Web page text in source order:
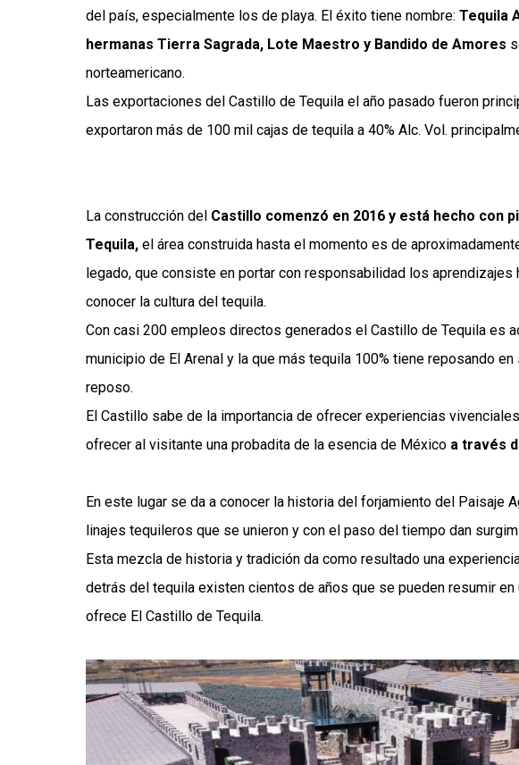
del país, especialmente los de playa. El éxito tiene nombre: Tequila
hermanas Tierra Sagrada, Lote Maestro y Bandido de Amores
norteamericano.
Las exportaciones del Castillo de Tequila el año pasado fueron
exportaron más de 100 mil cajas de tequila a 40% Alc. Vol.
La construcción del Castillo comenzó en 2016 y está hecho con
Tequila, el área construida hasta el momento es de
legado, que consiste en portar con responsabilidad los
conocer la cultura del tequila.
Con casi 200 empleos directos generados el Castillo de Tequila es
municipio de El Arenal y la que más tequila 100% tiene reposando
reposo.
El Castillo sabe de la importancia de ofrecer experiencias
ofrecer al visitante una probadita de la esencia de México a través
En este lugar se da a conocer la historia del forjamiento del Paisaje
linajes tequileros que se unieron y con el paso del tiempo dan
Esta mezcla de historia y tradición da como resultado una
detrás del tequila existen cientos de años que se pueden resumir
ofrece El Castillo de Tequila.